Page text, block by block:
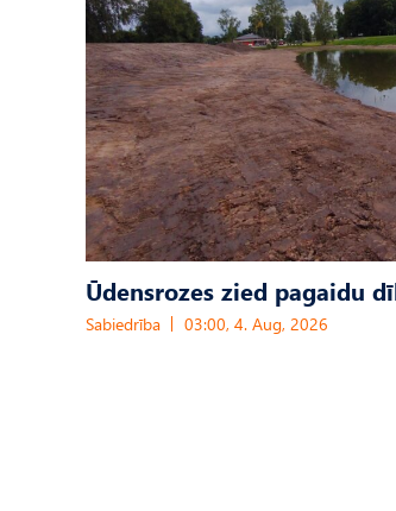
Ūdensrozes zied pagaidu
Sabiedrība 03:00, 4. Aug, 2026